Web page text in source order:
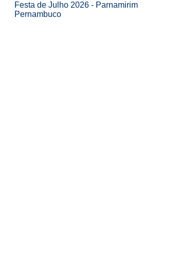
Festa de Julho 2026 - Parnamirim
Pernambuco